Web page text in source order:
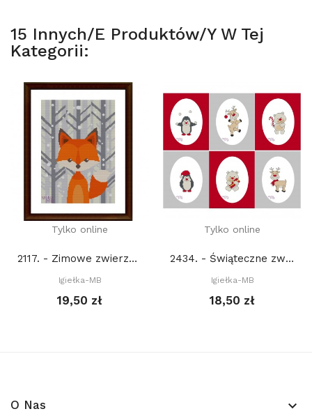
15 Innych/e Produktów/y W Tej
Kategorii:
Tylko online
2117. - Zimowe zwierzęta. Lis (PDF)
Igiełka-MB
19,50 zł
Tylko online
2434. - Świąteczne zwierzaki (PDF)
Igiełka-MB
18,50 zł
O Nas keyboard_arrow_down